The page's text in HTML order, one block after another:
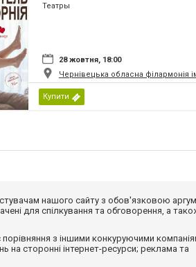
О.Кобилянської
Театры
28 жовтня, 18:00
Чернівецька обласна філармонія
Купити
нашого сайту з обов'язковою
для спілкування та обговорення, а
з іншими конкуруючими
на сторонні інтернет-ресурси; реклама та